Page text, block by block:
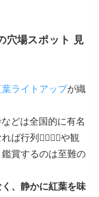
穴場スポット 見
ライトアップが織
どは全国的に有名
ば行列🚶‍♀️🚶‍♂️や観
賞するのは至難の
、静かに紅葉を味